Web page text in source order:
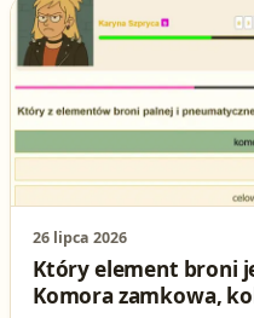
26 lipca 2026
Który element broni
Komora zamkowa,